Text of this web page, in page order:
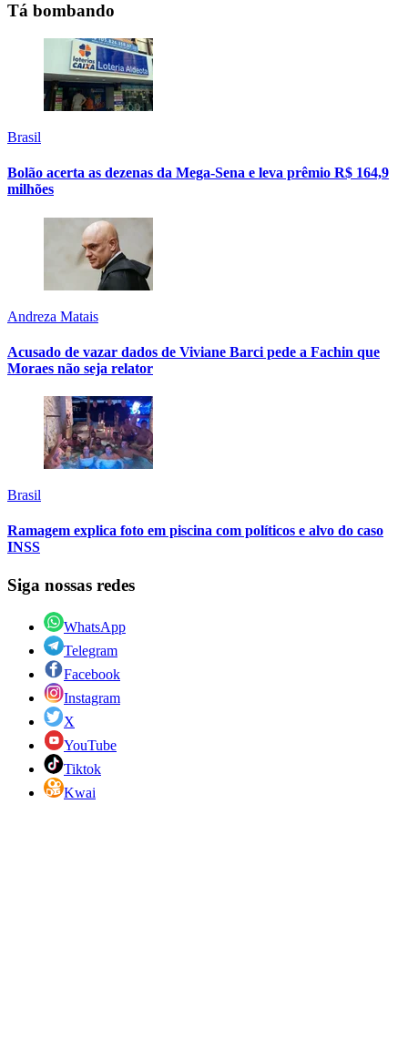
Tá bombando
Brasil
Bolão acerta as dezenas da Mega-Sena e leva prêmio R$ 164,9
milhões
Andreza Matais
Acusado de vazar dados de Viviane Barci pede a Fachin que
Moraes não seja relator
Brasil
Ramagem explica foto em piscina com políticos e alvo do caso
INSS
Siga nossas redes
WhatsApp
Telegram
Facebook
Instagram
X
YouTube
Tiktok
Kwai